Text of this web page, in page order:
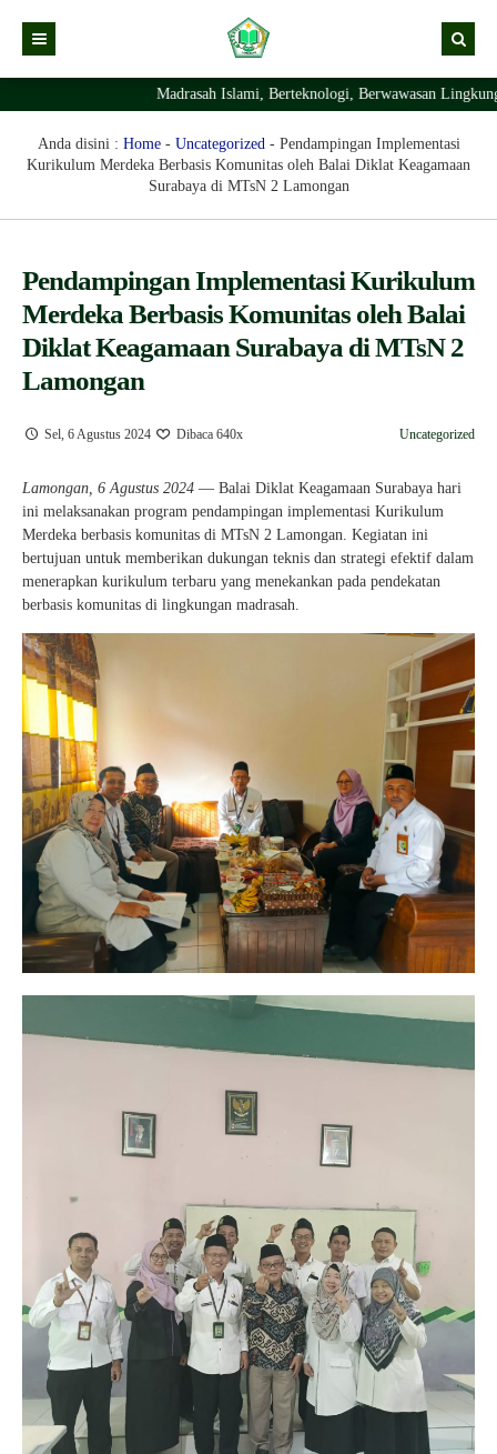
Kabar Madrasah
Kabar Pimpinan
Profil Madrasah
Sejarah Berdirinya Madrasah
Ekstrakurikuler Madrasah
Prestasi Madrasah
Layanan Digital
KURIKULUM
RDM
Struktur Organisasi Madrasah
Madrasah Islami, Berteknologi, Berwawasan Lingkungan
Anda disini : Home- Uncategorized- Pendampingan Implementasi
Kurikulum Merdeka Berbasis Komunitas oleh Balai Diklat Keagamaan
Surabaya di MTsN 2 Lamongan
Pendampingan Implementasi Kurikulum
Merdeka Berbasis Komunitas oleh Balai
Diklat Keagamaan Surabaya di MTsN 2
Lamongan
Sel, 6 Agustus 2024 Dibaca 640x Uncategorized
Lamongan, 6 Agustus 2024 — Balai Diklat Keagamaan Surabaya hari
ini melaksanakan program pendampingan implementasi Kurikulum
Merdeka berbasis komunitas di MTsN 2 Lamongan. Kegiatan ini
bertujuan untuk memberikan dukungan teknis dan strategi efektif dalam
menerapkan kurikulum terbaru yang menekankan pada pendekatan
berbasis komunitas di lingkungan madrasah.